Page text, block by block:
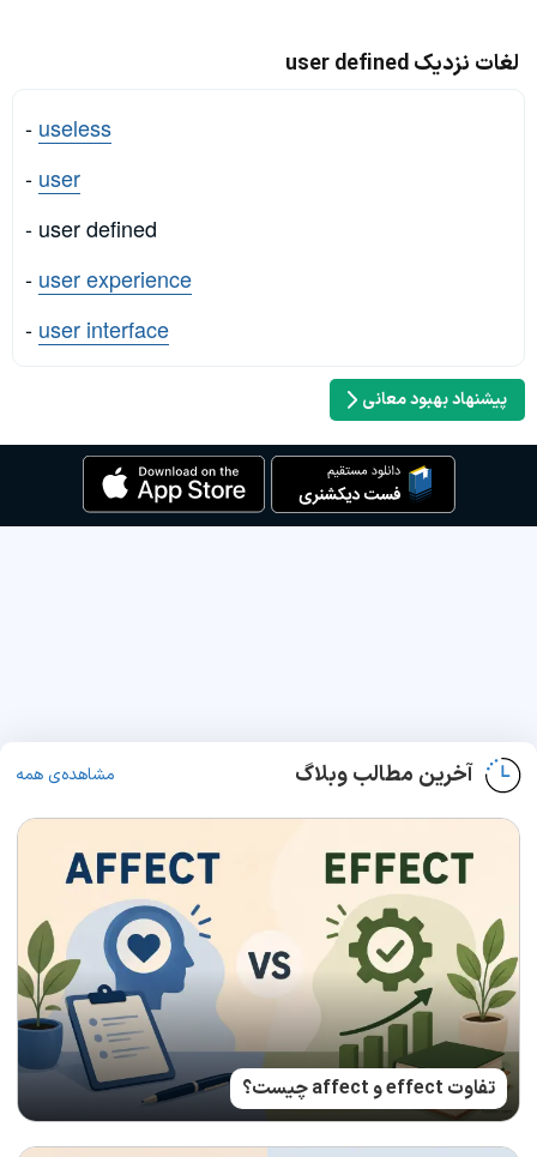
لغات نزدیک user defined
- useless
- user
- user defined
- user experience
- user interface
پیشنهاد بهبود معانی
آخرین مطالب وبلاگ مشاهده‌ی همه
تفاوت effect و affect چیست؟